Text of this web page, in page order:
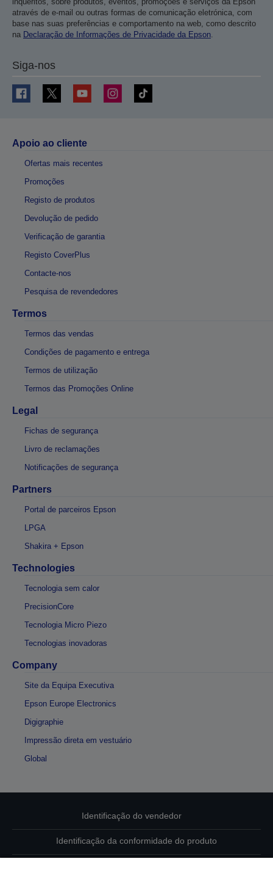
através de e-mail ou outras formas de comunicação eletrónica, com
base nas suas preferências e comportamento na web, como descrito
na Declaração de Informações de Privacidade da Epson
Siga-nos
Apoio ao cliente
Ofertas mais recentes
Promoções
Registo de produtos
Devolução de pedido
Verificação de garantia
Registo CoverPlus
Contacte-nos
Pesquisa de revendedores
Termos
Termos das vendas
Condições de pagamento e entrega
Termos de utilização
Termos das Promoções Online
Legal
Fichas de segurança
Livro de reclamações
Notificações de segurança
Partners
Portal de parceiros Epson
LPGA
Shakira + Epson
Technologies
Tecnologia sem calor
PrecisionCore
Tecnologia Micro Piezo
Tecnologias inovadoras
Company
Site da Equipa Executiva
Epson Europe Electronics
Digigraphie
Impressão direta em vestuário
Global
Identificação do vendedor
Identificação da conformidade do produto